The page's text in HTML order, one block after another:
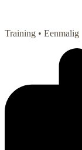
Training • Eenmalig